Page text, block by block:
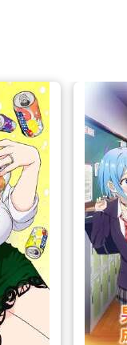
ブコメ